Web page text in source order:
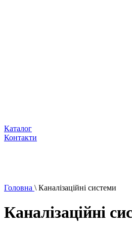
Каталог
Контакти
Головна \ Каналізаційні системи
Каналізаційні